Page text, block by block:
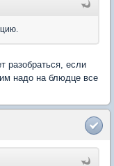
разобраться, если
надо на блюдце все